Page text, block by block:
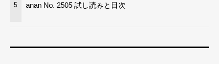
5 anan No. 2505 試し読みと目次